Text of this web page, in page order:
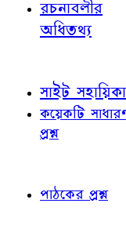
রচনাবলীর
অধিতথ্য
সাইট সহায়িকা
কয়েকটি
প্রশ্ন
পাঠকের প্রশ্ন